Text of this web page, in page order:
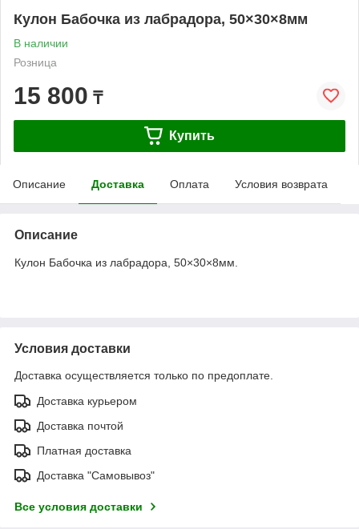
Кулон Бабочка из лабрадора, 50×30×8мм
В наличии
Розница
15 800 ₸
Купить
Описание Доставка Оплата Условия возврата
Описание
Кулон Бабочка из лабрадора, 50×30×8мм.
Условия доставки
Доставка осуществляется только по предоплате.
Доставка курьером
Доставка почтой
Платная доставка
Доставка "Самовывоз"
Все условия доставки